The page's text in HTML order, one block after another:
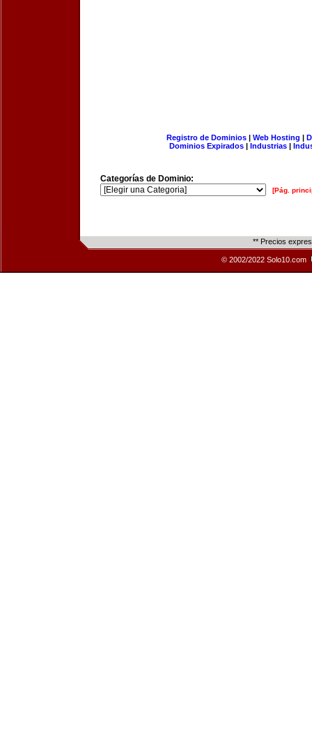
Registro de Dominios| Web Hosting |
Dominios Expirados | Industrias |
Categorías de Dominio:
[Pág.
** Precios
© 2002/2022 Solo10.com